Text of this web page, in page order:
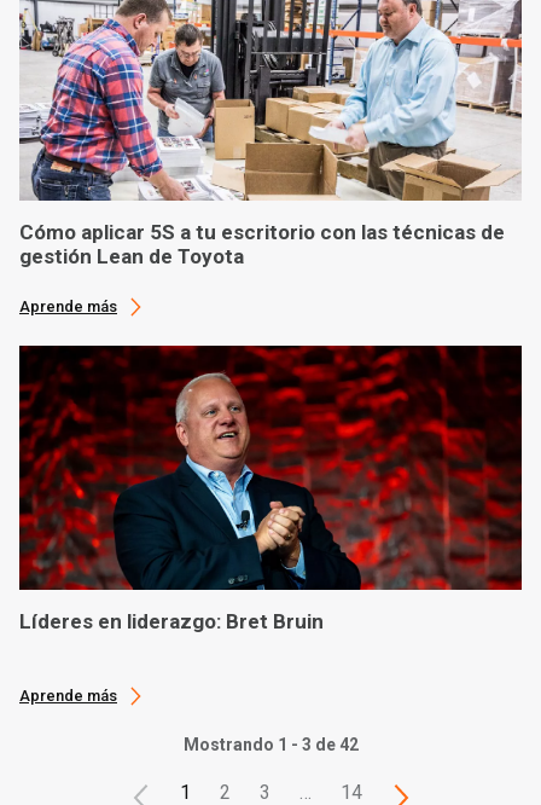
Cómo aplicar 5S a tu escritorio con las técnicas de
gestión Lean de Toyota
Aprende más
Líderes en liderazgo: Bret Bruin
Aprende más
Mostrando 1 - 3 de 42
1 2 3 14